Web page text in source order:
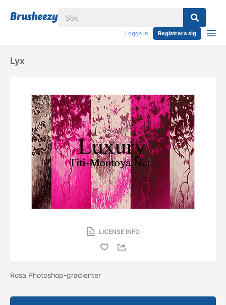
Logga in Registrera sig
Lyx
LICENSE INFO
Rosa Photoshop-gradienter